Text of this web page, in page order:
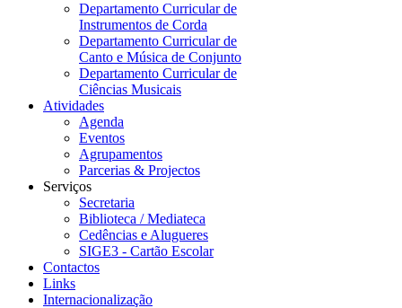
Departamento Curricular de
Instrumentos de Corda
Departamento Curricular de
Canto e Música de Conjunto
Departamento Curricular de
Ciências Musicais
Atividades
Agenda
Eventos
Agrupamentos
Parcerias & Projectos
Serviços
Secretaria
Biblioteca / Mediateca
Cedências e Alugueres
SIGE3 - Cartão Escolar
Contactos
Links
Internacionalização